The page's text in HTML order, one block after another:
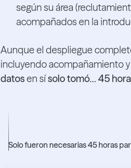
según su área
acompañados en la
Aunque el despliegue
incluyendo acompañamiento
datosen sísolo tomó… 45
45 horas
Solo fueron necesarias 45 horas